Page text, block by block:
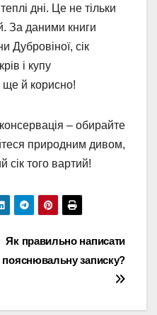
дні. Це не тільки
За даними книги
Дубровіної, сік
і купу
ще й корисно!
– обирайте
природним дивом,
сік того вартий!
Як правильно написати
пояснювальну записку?